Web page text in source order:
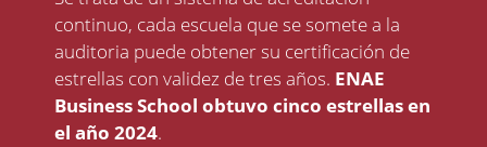
continuo, cada escuela que se somete a la
auditoria puede obtener su certificación de
estrellas con validez de tres años. ENAE
Business School obtuvo cinco estrellas en
el año 2024.